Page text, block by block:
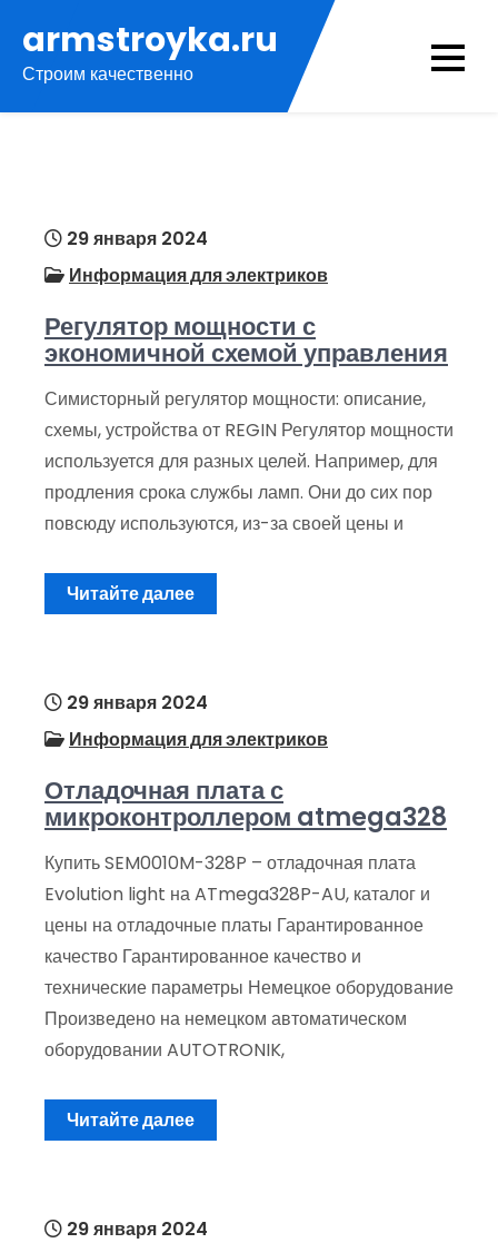
содержимому
armstroyka.ru
Строим качественно
29 января 2024
Информация для электриков
Регулятор мощности с
экономичной схемой управления
Симисторный регулятор мощности: описание,
схемы, устройства от REGIN Регулятор мощности
используется для разных целей. Например, для
продления срока службы ламп. Они до сих пор
повсюду используются, из-за своей цены и
Читайте далее
29 января 2024
Информация для электриков
Отладочная плата с
микроконтроллером atmega328
Купить SEM0010M-328P – отладочная плата
Evolution light на ATmega328P-AU, каталог и
цены на отладочные платы Гарантированное
качество Гарантированное качество и
технические параметры Немецкое оборудование
Произведено на немецком автоматическом
оборудовании AUTOTRONIK,
Читайте далее
29 января 2024